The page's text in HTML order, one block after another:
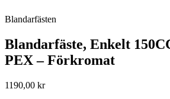
Blandarfästen
Blandarfäste, Enkelt
PEX – Förkromat
1190,00 kr